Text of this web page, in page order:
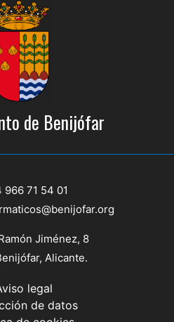
de Benijófar
966 71 54 01
Jiménez, 8
Alicante.
legal
de datos